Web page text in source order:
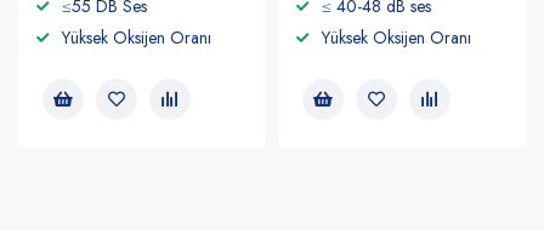
≤55 DB Ses
Yüksek Oksijen Oranı
≤ 40-48 dB ses
Yüksek Oksijen Oranı